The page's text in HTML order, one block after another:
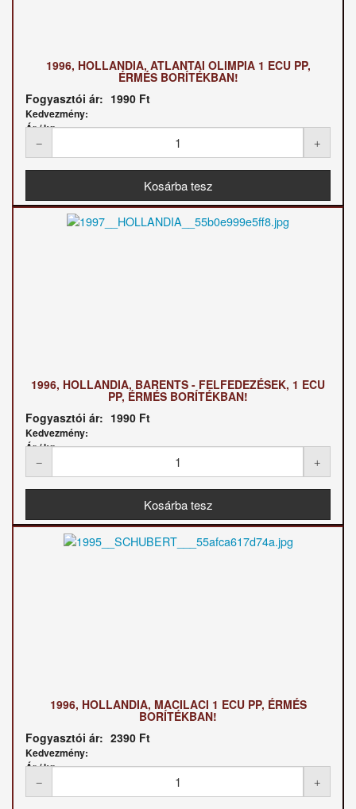
1996, HOLLANDIA, ATLANTAI OLIMPIA 1 ECU PP,
ÉRMÉS BORÍTÉKBAN!
Fogyasztói ár: 1990 Ft
Kedvezmény:
Ár / kg:
1996, HOLLANDIA, BARENTS - FELFEDEZÉSEK, 1 ECU
PP, ÉRMÉS BORÍTÉKBAN!
Fogyasztói ár: 1990 Ft
Kedvezmény:
Ár / kg:
1996, HOLLANDIA, MACILACI 1 ECU PP, ÉRMÉS
BORÍTÉKBAN!
Fogyasztói ár: 2390 Ft
Kedvezmény:
Ár / kg: